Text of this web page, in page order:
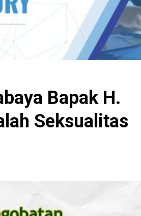
Bapak H.
Seksualitas